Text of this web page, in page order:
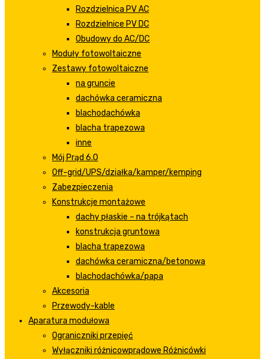
Rozdzielnica PV AC
Rozdzielnice PV DC
Obudowy do AC/DC
Moduły fotowoltaiczne
Zestawy fotowoltaiczne
na gruncie
dachówka ceramiczna
blachodachówka
blacha trapezowa
inne
Mój Prąd 6.0
Off-grid/UPS/działka/kamper/kemping
Zabezpieczenia
Konstrukcje montażowe
dachy płaskie – na trójkątach
konstrukcja gruntowa
blacha trapezowa
dachówka ceramiczna/betonowa
blachodachówka/papa
Akcesoria
Przewody-kable
Aparatura modułowa
Ograniczniki przepięć
Wyłączniki różnicowprądowe Różnicówki